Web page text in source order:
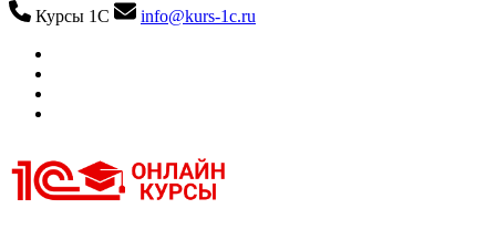
Курсы 1С
info@kurs-1c.ru